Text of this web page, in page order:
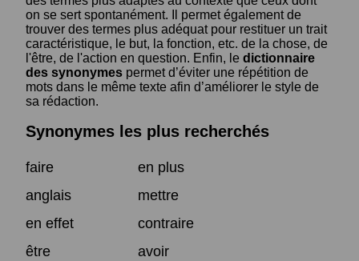
on se sert spontanément. Il permet également de
trouver des termes plus adéquat pour restituer un trait
caractéristique, le but, la fonction, etc. de la chose, de
l'être, de l'action en question. Enfin, le dictionnaire
des synonymes permet d’éviter une répétition de
mots dans le même texte afin d’améliorer le style de
sa rédaction.
Synonymes les plus recherchés
faire
en plus
anglais
mettre
en effet
contraire
être
avoir